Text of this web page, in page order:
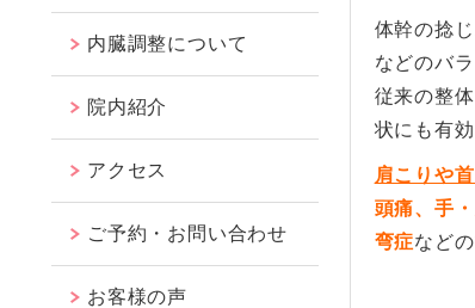
体幹の捻
などのバ
従来の整
状にも有効
肩こりや
頭痛、手
弯症など
内臓調整について
院内紹介
アクセス
ご予約・お問い合わせ
お客様の声